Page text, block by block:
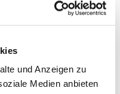
und Anzeigen zu
Medien anbieten